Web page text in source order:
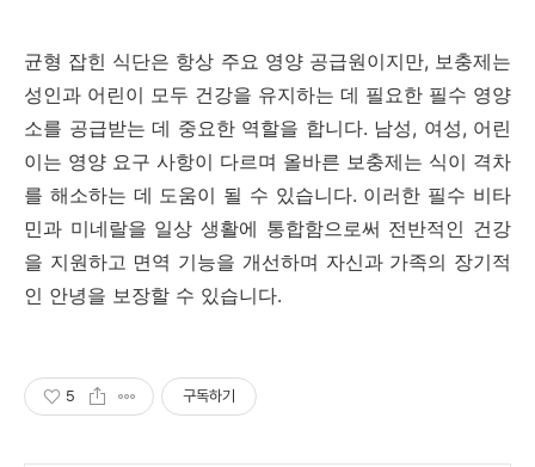
균형 잡힌 식단은 항상 주요 영양 공급원이지만, 보충제는
성인과 어린이 모두 건강을 유지하는 데 필요한 필수 영양
소를 공급받는 데 중요한 역할을 합니다. 남성, 여성, 어린
이는 영양 요구 사항이 다르며 올바른 보충제는 식이 격차
를 해소하는 데 도움이 될 수 있습니다. 이러한 필수 비타
민과 미네랄을 일상 생활에 통합함으로써 전반적인 건강
을 지원하고 면역 기능을 개선하며 자신과 가족의 장기적
인 안녕을 보장할 수 있습니다.
5 구독하기